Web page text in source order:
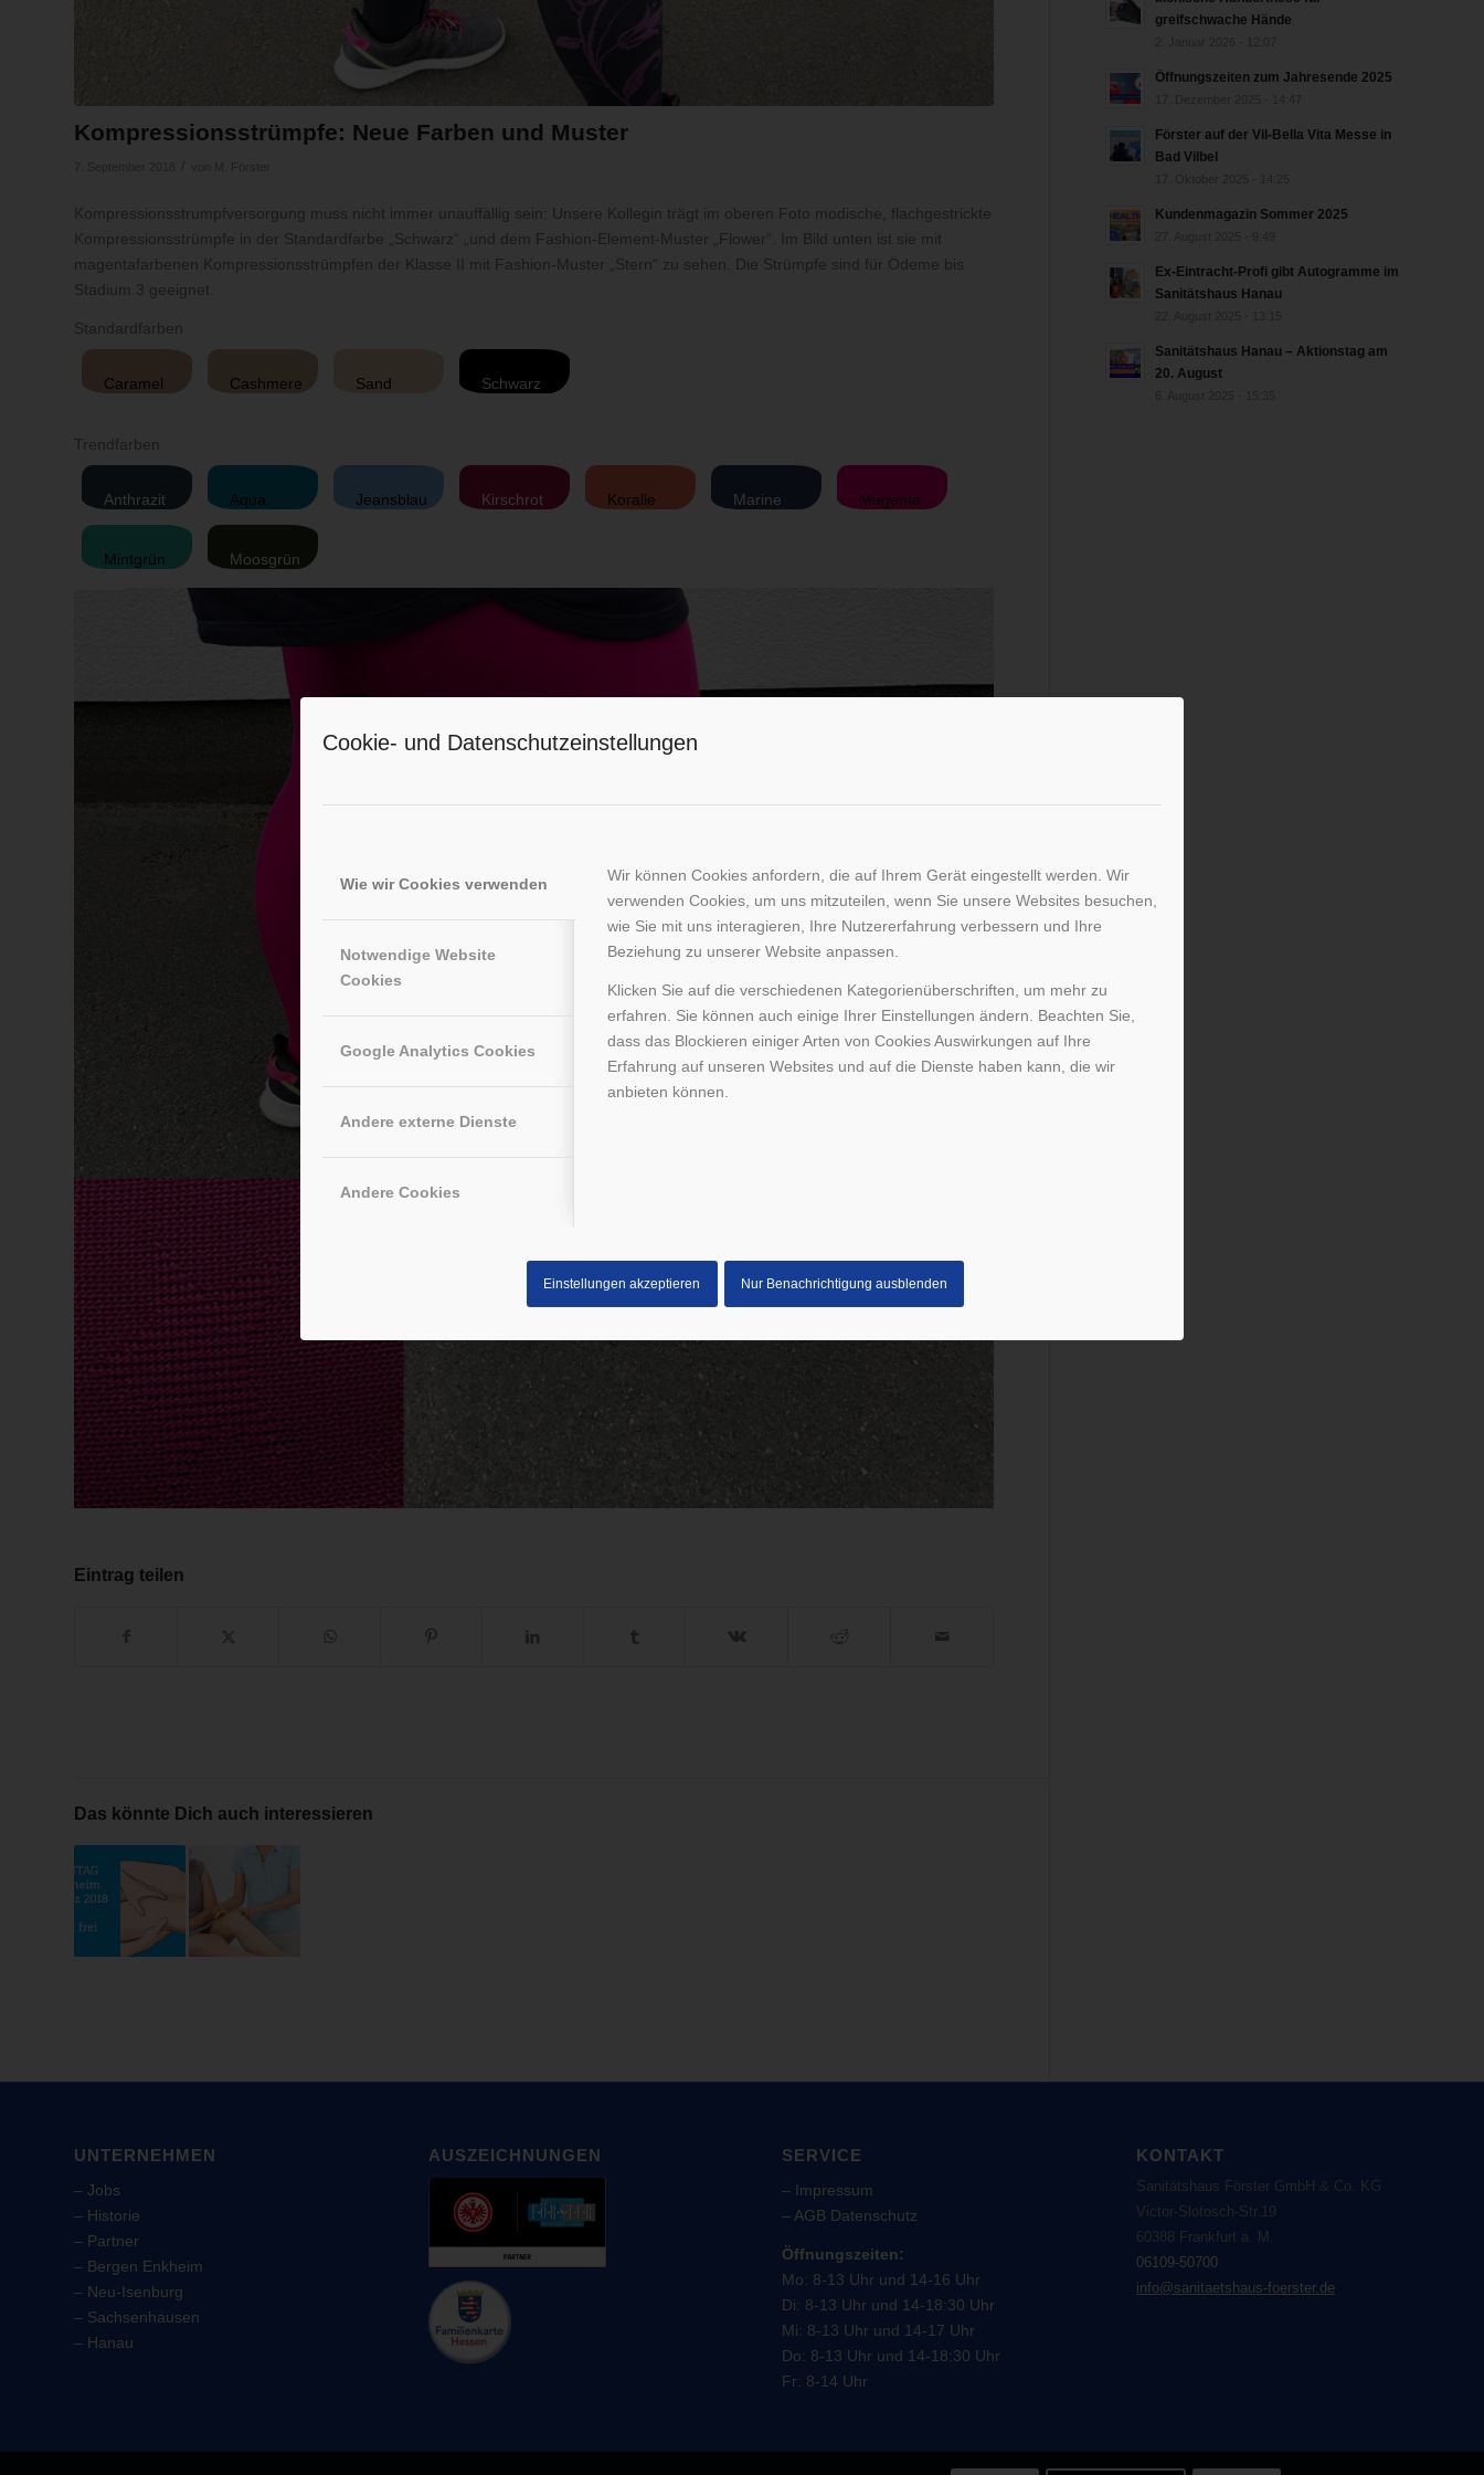
Cookie- und Datenschutzeinstellungen
Wie wir Cookies verwenden
Notwendige Website
Cookies
Google Analytics Cookies
Andere externe Dienste
Andere Cookies
Wir können Cookies anfordern, die auf Ihrem Gerät eingestellt werden. Wir
verwenden Cookies, um uns mitzuteilen, wenn Sie unsere Websites besuchen,
wie Sie mit uns interagieren, Ihre Nutzererfahrung verbessern und Ihre
Beziehung zu unserer Website anpassen.
Klicken Sie auf die verschiedenen Kategorienüberschriften, um mehr zu
erfahren. Sie können auch einige Ihrer Einstellungen ändern. Beachten Sie,
dass das Blockieren einiger Arten von Cookies Auswirkungen auf Ihre
Erfahrung auf unseren Websites und auf die Dienste haben kann, die wir
anbieten können.
Einstellungen akzeptieren Nur Benachrichtigung ausblenden
Kompressionsstrümpfe: Neue Farben und Muster
Kompressionsstrumpfversorgung muss nicht immer unauffällig sein: Unsere Kollegin trägt im oberen Foto modische, flachgestrickte
Kompressionsstrümpfe in der Standardfarbe „Schwarz“ „und dem Fashion-Element-Muster „Flower“. Im Bild unten ist sie mit
magentafarbenen Kompressionsstrümpfen der Klasse II mit Fashion-Muster „Stern“ zu sehen. Die Strümpfe sind für Ödeme bis
Stadium 3 geeignet.
Standardfarben
Caramel Cashmere Sand Schwarz
Trendfarben
Anthrazit Aqua Jeansblau Kirschrot Koralle Marine Magenta
Mintgrün Moosgrün
Eintrag teilen
Das könnte Dich auch interessieren
greifschwache Hände
Öffnungszeiten zum Jahresende 2025
Förster auf der Vil-Bella Vita Messe in
Bad Vilbel
Kundenmagazin Sommer 2025
Ex-Eintracht-Profi gibt Autogramme im
Sanitätshaus Hanau
Sanitätshaus Hanau – Aktionstag am
20. August
UNTERNEHMEN
– Jobs
– Historie
– Partner
– Bergen Enkheim
– Neu-Isenburg
– Sachsenhausen
– Hanau
AUSZEICHNUNGEN SERVICE
– Impressum
–AGB Datenschutz
Öffnungszeiten:
Mo: 8-13 Uhr und 14-16 Uhr
Di: 8-13 Uhr und 14-18:30 Uhr
Mi: 8-13 Uhr und 14-17 Uhr
Do: 8-13 Uhr und 14-18:30 Uhr
Fr: 8-14 Uhr
KONTAKT
Sanitätshaus Förster GmbH & Co. KG
Victor-Slotosch-Str.19
60388 Frankfurt a. M.
06109-50700
info@sanitaetshaus-foerster.de